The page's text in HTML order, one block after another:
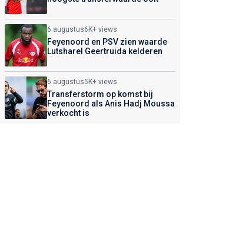
6 augustus6K+ views
Feyenoord en PSV zien waarde
Lutsharel Geertruida kelderen
6 augustus5K+ views
Transferstorm op komst bij
Feyenoord als Anis Hadj Moussa
verkocht is